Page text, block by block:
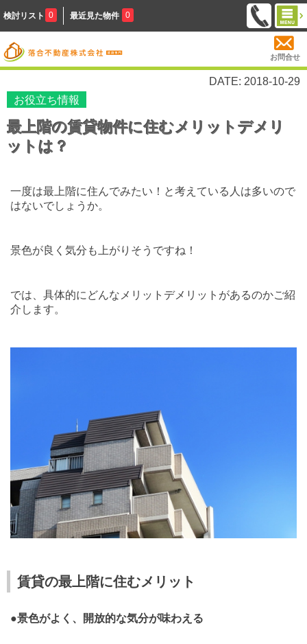
検討リスト 0 最近見た物件 0
お問合せ
DATE: 2018-10-29
お役立ち情報
最上階の賃貸物件に住むメリットデメリ
ットは？
一度は最上階に住んでみたい！と考えている人は多いので
はないでしょうか。
景色が良く気分も上がりそうですね！
では、具体的にどんなメリットデメリットがあるのかご紹
介します。
賃貸の最上階に住むメリット
●景色がよく、開放的な気分が味わえる